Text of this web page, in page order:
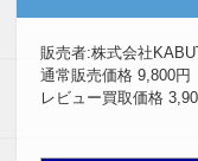
販売者:株式会社
通常販売価格 9,800円
レビュー買取価格